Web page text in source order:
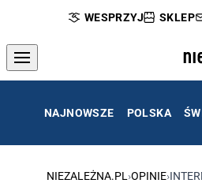
WESPRZYJ SKLEP
NAJNOWSZE POLSKA
NIEZALEŻNA.PL ›OPINIE›